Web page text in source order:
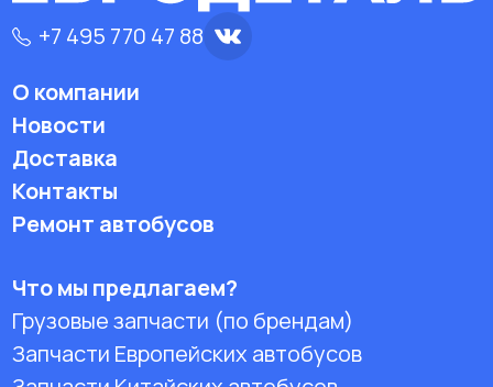
+7 495 770 47 88
О компании
Новости
Доставка
Контакты
Ремонт автобусов
Что мы предлагаем?
Грузовые запчасти (по брендам)
Запчасти Европейских автобусов